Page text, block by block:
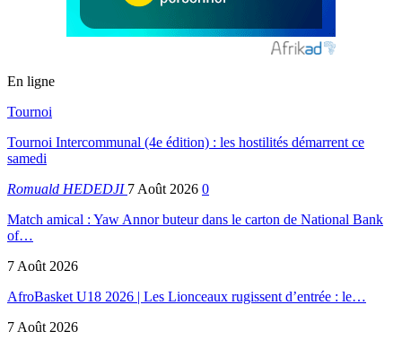
En ligne
Tournoi
Tournoi Intercommunal (4e édition) : les hostilités démarrent ce
samedi
Romuald HEDEDJI 7 Août 2026 0
Match amical : Yaw Annor buteur dans le carton de National Bank
of…
7 Août 2026
AfroBasket U18 2026 | Les Lionceaux rugissent d’entrée : le…
7 Août 2026